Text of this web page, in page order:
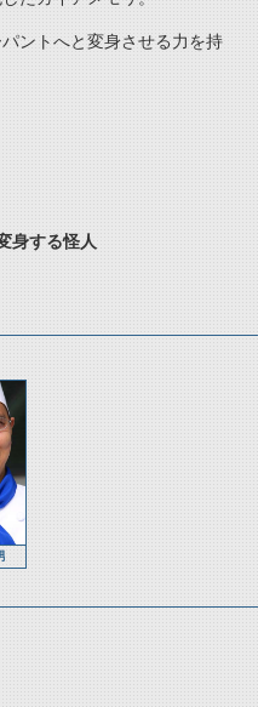
ントへと変身させる力を持
身する怪人